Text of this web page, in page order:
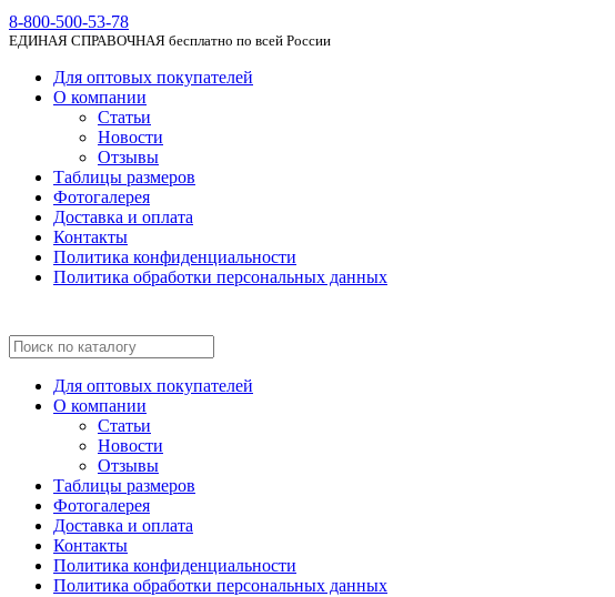
8-800-500-53-78
ЕДИНАЯ СПРАВОЧНАЯ бесплатно по всей России
Для оптовых покупателей
О компании
Статьи
Новости
Отзывы
Таблицы размеров
Фотогалерея
Доставка и оплата
Контакты
Политика конфиденциальности
Политика обработки персональных данных
Для оптовых покупателей
О компании
Статьи
Новости
Отзывы
Таблицы размеров
Фотогалерея
Доставка и оплата
Контакты
Политика конфиденциальности
Политика обработки персональных данных